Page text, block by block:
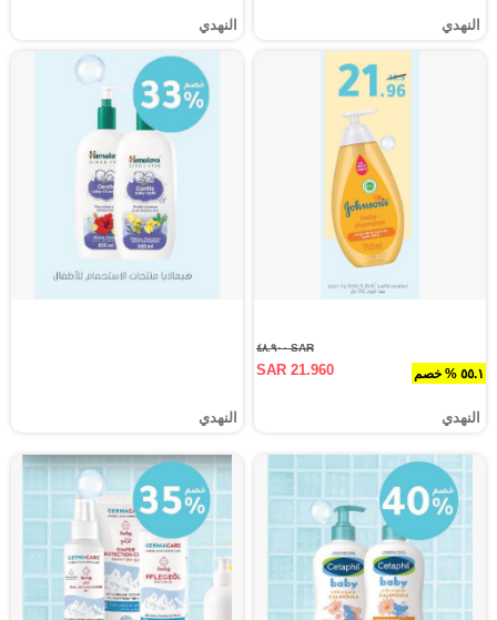
النهدي النهدي
٥٥.١ % خصم
SAR ٤٨.٩٠٠
SAR 21.960
النهدي النهدي